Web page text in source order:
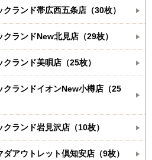
ランド帯広西五条店（30枚）
ランドNew北見店（29枚）
ランド美唄店（25枚）
クランドイオンNew小樽店（25
ランド岩見沢店（10枚）
アウトレット倶知安店（9枚）